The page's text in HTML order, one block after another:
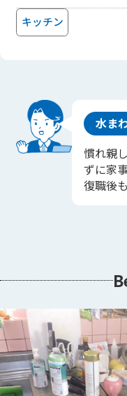
キッチン
水ま
慣れ親
ずに家
復職後